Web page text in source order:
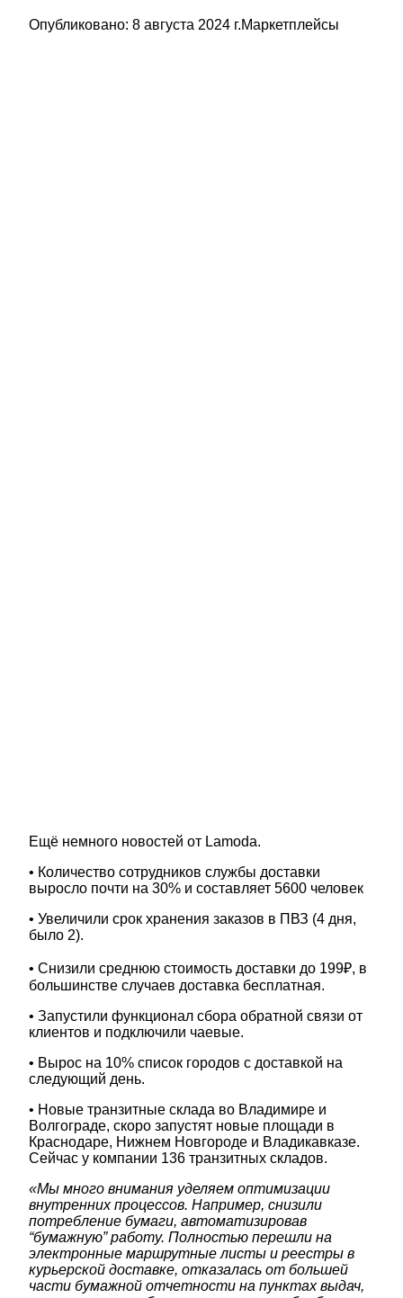
Опубликовано: 8 августа 2024 г.Маркетплейсы
Ещё немного новостей от Lamoda.
• Количество сотрудников службы доставки
выросло почти на 30% и составляет 5600 человек
• Увеличили срок хранения заказов в ПВЗ (4 дня,
было 2).
• Снизили среднюю стоимость доставки до 199₽, в
большинстве случаев доставка бесплатная.
• Запустили функционал сбора обратной связи от
клиентов и подключили чаевые.
• Вырос на 10% список городов с доставкой на
следующий день.
• Новые транзитные склада во Владимире и
Волгограде, скоро запустят новые площади в
Краснодаре, Нижнем Новгороде и Владикавказе.
Сейчас у компании 136 транзитных складов.
«Мы много внимания уделяем оптимизации
внутренних процессов. Например, снизили
потребление бумаги, автоматизировав
“бумажную” работу. Полностью перешли на
электронные маршрутные листы и реестры в
курьерской доставке, отказалась от большей
части бумажной отчетности на пунктах выдач,